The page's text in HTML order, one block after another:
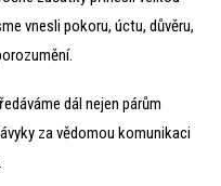
vnesli pokoru, úctu, důvěru,
dál nejen párům
za vědomou komunikaci